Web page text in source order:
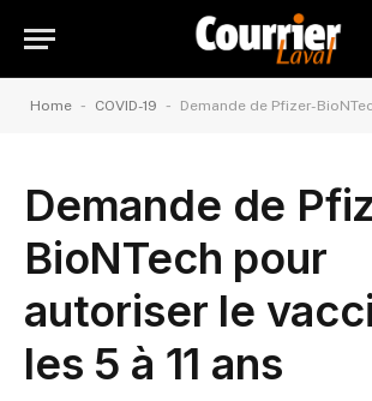
Home - COVID-19 - Demande de Pfizer-BioNTech pour
Demande de
BioNTech pour
autoriser le
les 5 à 11 ans